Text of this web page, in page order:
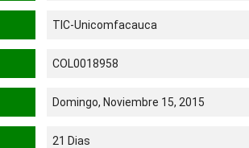
TIC-Unicomfacauca
COL0018958
Domingo, Noviembre 15, 2015
21 Dias